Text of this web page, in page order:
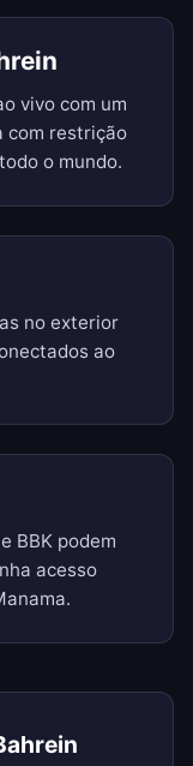
vivo com um
com restrição
o mundo.
no exterior
ao
BBK podem
acesso